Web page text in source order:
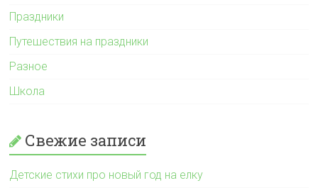
Праздники
Путешествия на праздники
Разное
Школа
Свежие записи
Детские стихи про новый год на елку